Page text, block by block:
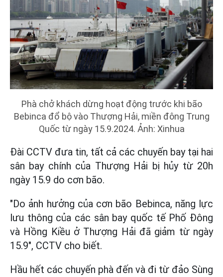
Phà chở khách dừng hoạt động trước khi bão
Bebinca đổ bộ vào Thượng Hải, miền đông Trung
Quốc từ ngày 15.9.2024. Ảnh: Xinhua
Đài CCTV đưa tin, tất cả các chuyến bay tại hai
sân bay chính của Thượng Hải bị hủy từ 20h
ngày 15.9 do cơn bão.
"Do ảnh hưởng của cơn bão Bebinca, năng lực
lưu thông của các sân bay quốc tế Phố Đông
và Hồng Kiều ở Thượng Hải đã giảm từ ngày
15.9", CCTV cho biết.
Hầu hết các chuyến phà đến và đi từ đảo Sùng